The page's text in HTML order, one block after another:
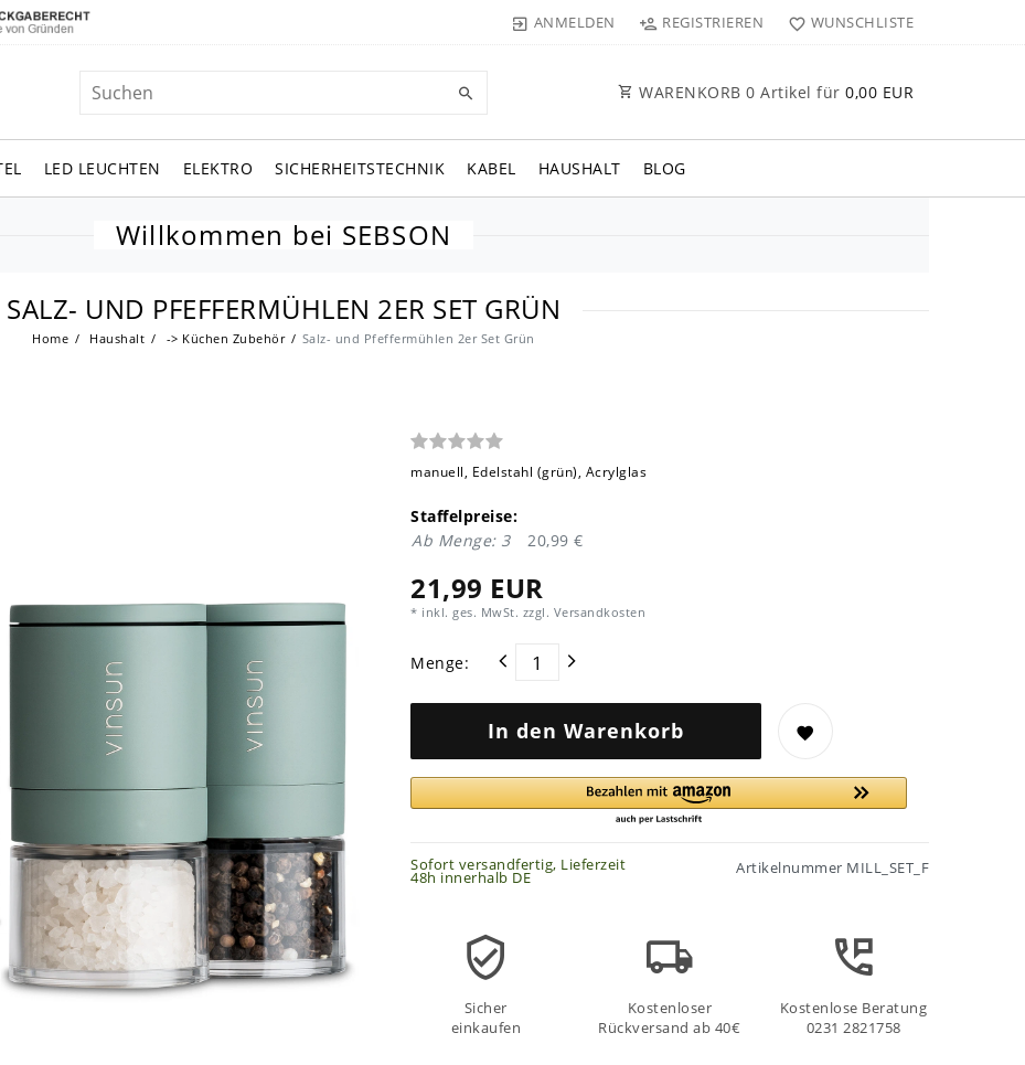
ANMELDEN REGISTRIEREN WUNSCHLISTE
WARENKORB 0 Artikel für 0,00 EUR
LED LEUCHTEN ELEKTRO SICHERHEITSTECHNIK KABEL HAUSHALT BLOG
Willkommen bei SEBSON
SALZ- UND PFEFFERMÜHLEN 2ER SET GRÜN
Home Haushalt -> Küchen Zubehör Salz- und Pfeffermühlen 2er Set Grün
manuell, Edelstahl (grün), Acrylglas
Staffelpreise:
Ab Menge: 3
20,99 €
21,99 EUR
* inkl. ges. MwSt. zzgl. Versandkosten
Menge:
In den Warenkorb
Sofort versandfertig, Lieferzeit
48h innerhalb DE
Artikelnummer MILL_SET_F
Sicher
einkaufen
Kostenloser
Rückversand ab 40€
Kostenlose Beratung
0231 2821758